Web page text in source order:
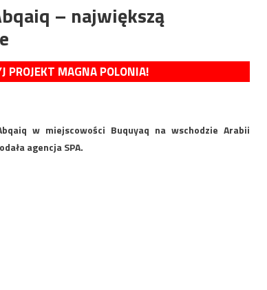
– największą
PROJEKT MAGNA POLONIA!
w miejscowości Buquyaq na wschodzie Arabii
agencja SPA.